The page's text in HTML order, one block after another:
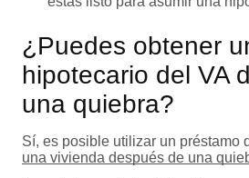
¿Puedes obtener
hipotecario del VA
una quiebra?
Sí, es posible utilizar un préstamo
una vivienda después de una